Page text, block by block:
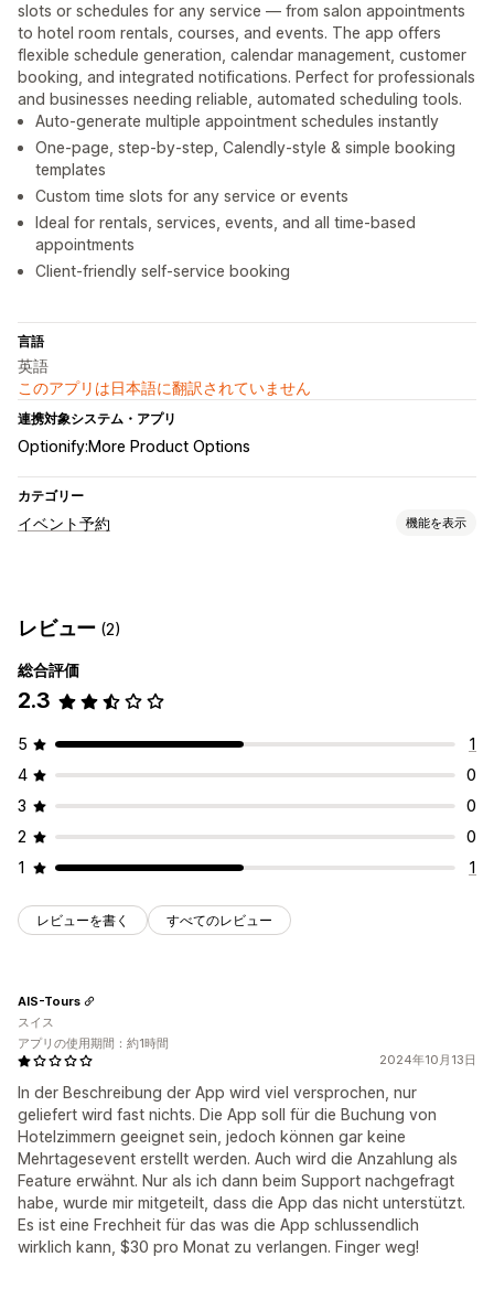
slots or schedules for any service — from salon appointments
to hotel room rentals, courses, and events. The app offers
flexible schedule generation, calendar management, customer
booking, and integrated notifications. Perfect for professionals
and businesses needing reliable, automated scheduling tools.
Auto-generate multiple appointment schedules instantly
One-page, step-by-step, Calendly-style & simple booking
templates
Custom time slots for any service or events
Ideal for rentals, services, events, and all time-based
appointments
Client-friendly self-service booking
言語
英語
このアプリは日本語に翻訳されていません
連携対象システム・アプリ
Optionify:More Product Options
カテゴリー
イベント予約 機能を表示
カスタムイベント
予約管理
カレンダー スケジュール
カスタマイズ
予約ページ カレンダーウィジェット カスタムCSS
レビュー (2)
総合評価
2.3
5
1
4
0
3
0
2
0
1
1
レビューを書く すべてのレビュー
2024年10月13日
In der Beschreibung der App wird viel versprochen, nur
geliefert wird fast nichts. Die App soll für die Buchung von
Hotelzimmern geeignet sein, jedoch können gar keine
Mehrtagesevent erstellt werden. Auch wird die Anzahlung als
Feature erwähnt. Nur als ich dann beim Support nachgefragt
habe, wurde mir mitgeteilt, dass die App das nicht unterstützt.
Es ist eine Frechheit für das was die App schlussendlich
wirklich kann, $30 pro Monat zu verlangen. Finger weg!
AIS-Tours
スイス
アプリの使用期間：約1時間